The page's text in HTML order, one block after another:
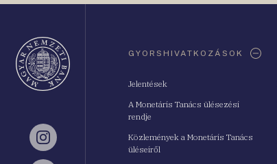
Instagram
GYORSHIVATKOZÁSOK
Jelentések
A Monetáris Tanács ülésezési
rendje
Közlemények a Monetáris Tanács
üléseiről